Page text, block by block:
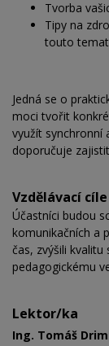
Tvorba
Tipy na
touto
Jedná se o
moci tvořit
využít synchronní
doporučuje
Vzdělávací cíle
Účastníci budou
komunikačních a
čas, zvýšili
pedagogickému
Lektor/ka
Ing. Tomáš